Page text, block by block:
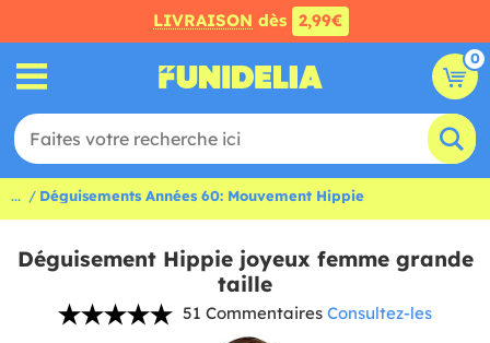
LIVRAISON dès 2,99€
0
... Déguisements Années 60: Mouvement Hippie
Déguisement Hippie joyeux femme grande
taille
51 Commentaires Consultez-les